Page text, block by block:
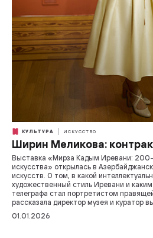
КУЛЬТУРА ИСКУССТВО
Ширин Меликова:
Выставка «Мирза Кадым Иревани: 200-
искусства» открылась в
искусств. О том, в какой
художественный стиль Иревани и
телеграфа стал портретистом
рассказала директор музея и куратор
01.01.2026